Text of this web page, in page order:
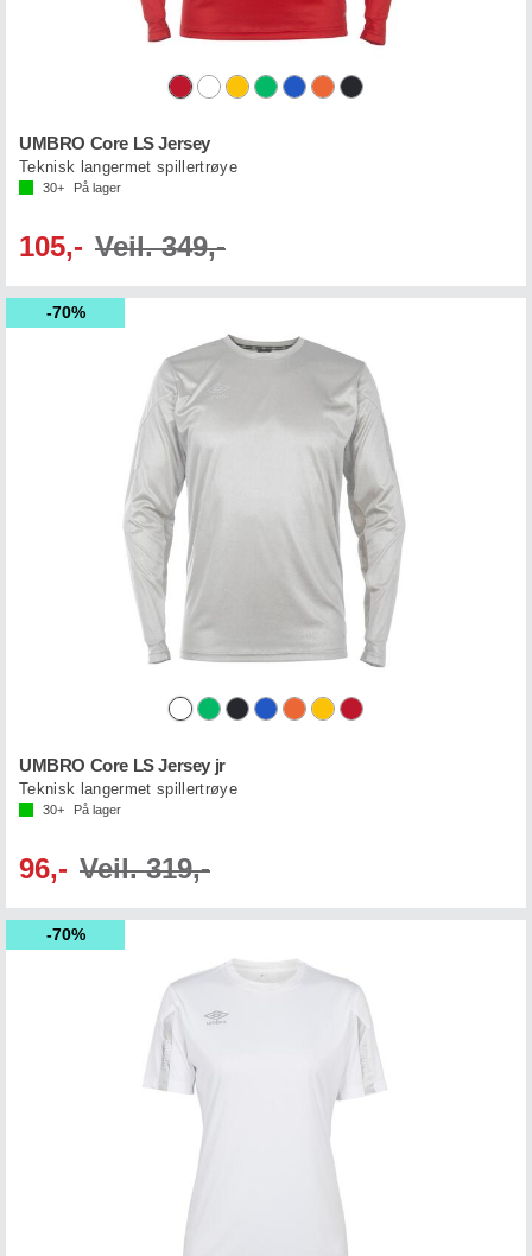
UMBRO Core LS Jersey
Teknisk langermet spillertrøye
30+ På lager
105,- Veil. 349,-
70%
UMBRO Core LS Jersey jr
Teknisk langermet spillertrøye
30+ På lager
96,- Veil. 319,-
70%